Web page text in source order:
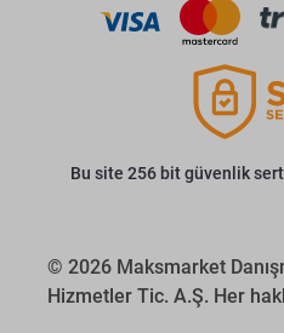
Bu site 256 bit güvenlik
© 2026 Maksmarket
Hizmetler Tic. A.Ş. Her